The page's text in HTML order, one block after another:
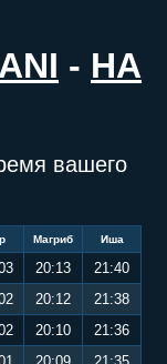
- НА
вашего
Магриб Иша
20:13
21:40
20:12
21:38
20:10
21:36